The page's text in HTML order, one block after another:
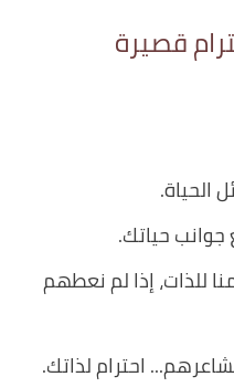
قصيرة
الحياة.
جوانب حياتك.
للذات، إذا لم نعطهم
احترام لذاتك.